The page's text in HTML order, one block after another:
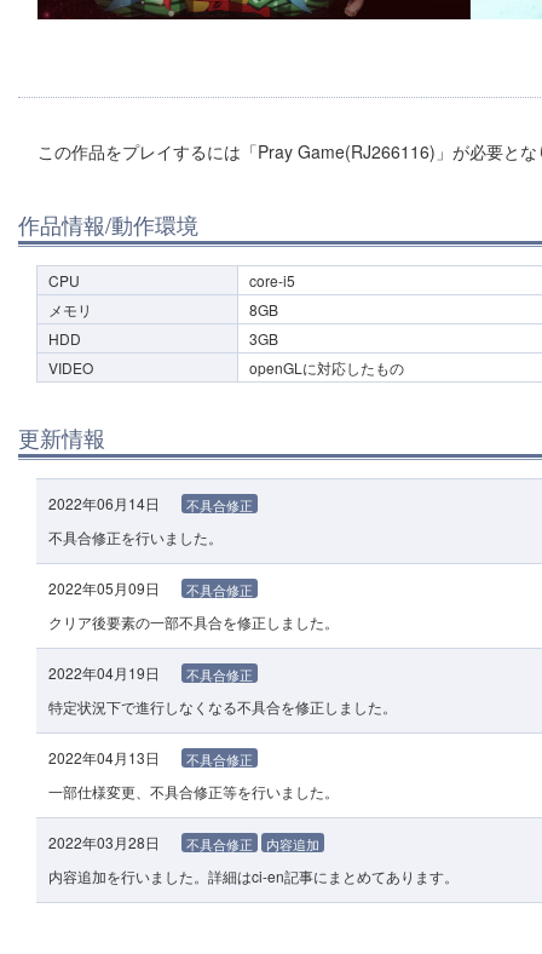
この作品をプレイするには「Pray Game(RJ266116)」が必要と
作品情報/動作環境
CPU
core-i5
メモリ
8GB
HDD
3GB
VIDEO
openGLに対応したもの
更新情報
2022年06月14日 不具合修正
不具合修正を行いました。
2022年05月09日 不具合修正
クリア後要素の一部不具合を修正しました。
2022年04月19日 不具合修正
特定状況下で進行しなくなる不具合を修正しました。
2022年04月13日 不具合修正
一部仕様変更、不具合修正等を行いました。
2022年03月28日 不具合修正 内容追加
内容追加を行いました。詳細はci-en記事にまとめてあります。